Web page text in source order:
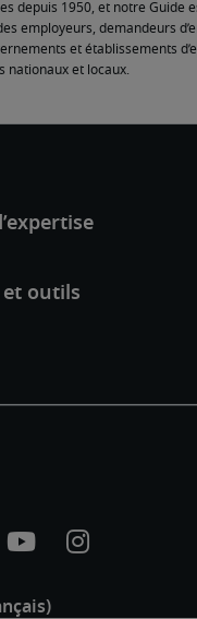
depuis 1950, et notre Guide
employeurs, demandeurs
et établissements
nationaux et locaux.